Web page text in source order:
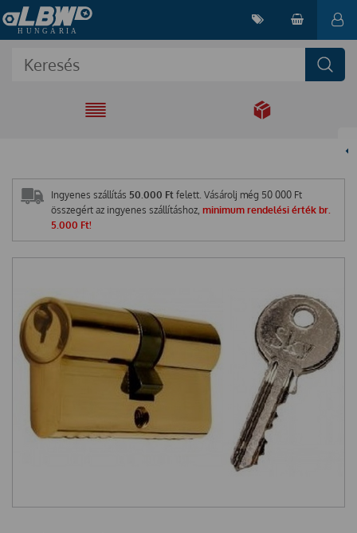
EGYÜTT A
Ingyenes szállítás 50.000 Ft felett. Vásárolj még 50 000 Ft
összegért az ingyenes szállításhoz, minimum rendelési érték br.
5.000 Ft!